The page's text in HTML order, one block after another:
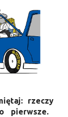
rzeczy
pierwsze.